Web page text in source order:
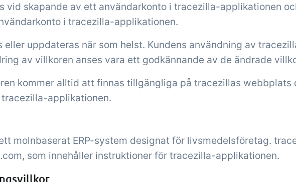
vid skapande av ett användarkonto i tracezilla-applikationen
i tracezilla-applikationen.
eller uppdateras när som helst. Kundens användning av
av villkoren anses vara ett godkännande av de ändrade
kommer alltid att finnas tillgängliga på tracezillas webbplats
applikationen.
molnbaserat ERP-system designat för livsmedelsföretag.
som innehåller instruktioner för tracezilla-applikationen.